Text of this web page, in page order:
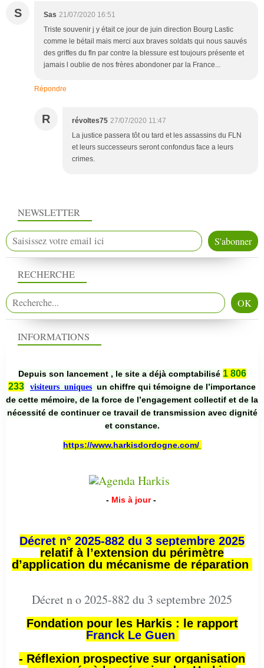
S Sas 21/07/2020 16:51
Triste souvenir j y était ce jour de juin direction Bourg Lastic
comme le bétail mais merci aux braves soldats qui nous sauvés
des griffes du fln par contre la blessure est toujours présente et
jamais l oublie de nos frères abondoner par la France...
Répondre
R révoltes75 27/07/2020 11:47
La justice passera tôt ou tard et les assassins du FLN
et leurs successeurs seront confondus face a leurs
crimes.
NEWSLETTER
RECHERCHE
INFORMATIONS
Depuis son lancement , le site a déjà comptabilisé 1 806
233
visiteurs uniques un chiffre qui témoigne de l’importance
de cette mémoire, de la force de l’engagement collectif et de la
nécessité de continuer ce travail de transmission avec dignité
et constance.
https://www.harkisdordogne.com/
- Mis à jour -
Décret n° 2025-882 du 3 septembre 2025
relatif à l’extension du périmètre
d’application du mécanisme de réparation
Décret n o 2025-882 du 3 septembre 2025
Fondation pour les Harkis : le rapport
Franck Le Guen
- Réflexion prospective sur organisation